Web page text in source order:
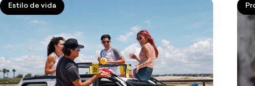
Estilo de vida